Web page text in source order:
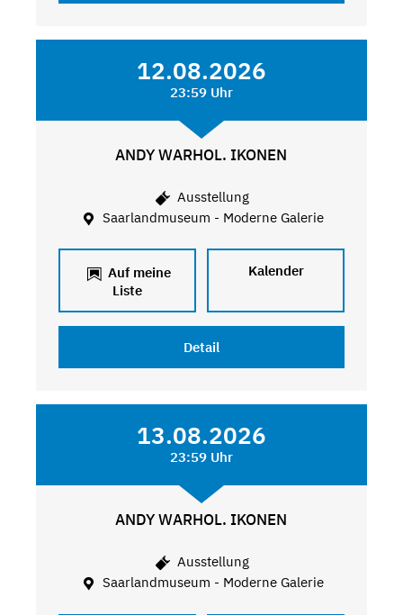
12.08.2026
23:59 Uhr
ANDY WARHOL. IKONEN
Ausstellung
Saarlandmuseum - Moderne Galerie
Auf meine
Liste
Kalender
Detail
13.08.2026
23:59 Uhr
ANDY WARHOL. IKONEN
Ausstellung
Saarlandmuseum - Moderne Galerie